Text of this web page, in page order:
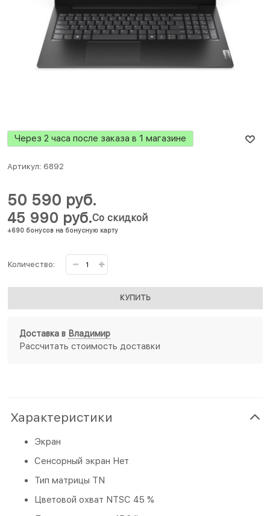
Через 2 часа после заказа в 1 магазине
Артикул: 6892
45 990 руб.
+690 бонусов на бонусную карту
Со скидкой
50 590 руб.
Количество:
КУПИТЬ
Доставка в Владимир
Рассчитать стоимость доставки
Характеристики
Экран
Сенсорный экран Нет
Тип матрицы TN
Цветовой охват NTSC 45 %